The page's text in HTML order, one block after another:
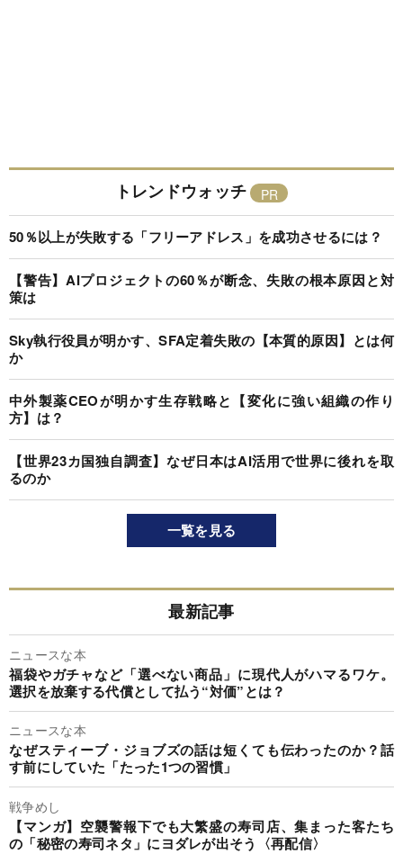
トレンドウォッチ
50％以上が失敗する「フリーアドレス」を成功させるには？
【警告】AIプロジェクトの60％が断念、失敗の根本原因と対
策は
Sky執行役員が明かす、SFA定着失敗の【本質的原因】とは何
か
中外製薬CEOが明かす生存戦略と【変化に強い組織の作り
方】は？
【世界23カ国独自調査】なぜ日本はAI活用で世界に後れを取
るのか
一覧を見る
最新記事
ニュースな本
福袋やガチャなど「選べない商品」に現代人がハマるワケ。
選択を放棄する代償として払う“対価”とは？
ニュースな本
なぜスティーブ・ジョブズの話は短くても伝わったのか？話
す前にしていた「たった1つの習慣」
戦争めし
【マンガ】空襲警報下でも大繁盛の寿司店、集まった客たち
の「秘密の寿司ネタ」にヨダレが出そう〈再配信〉